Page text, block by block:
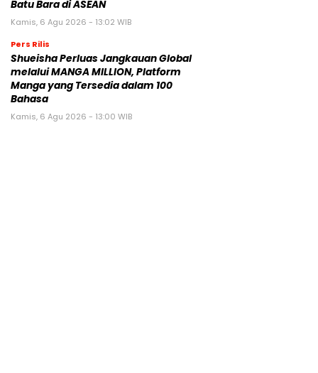
Batu Bara di ASEAN
Kamis, 6 Agu 2026 - 13:02 WIB
Pers Rilis
Shueisha Perluas Jangkauan Global
melalui MANGA MILLION, Platform
Manga yang Tersedia dalam 100
Bahasa
Kamis, 6 Agu 2026 - 13:00 WIB